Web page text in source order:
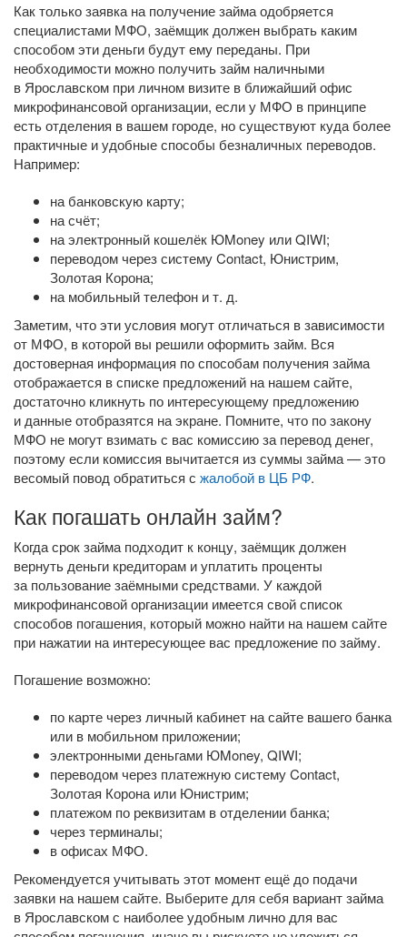
Как только заявка на получение займа одобряется
специалистами МФО, заёмщик должен выбрать каким
способом эти деньги будут ему переданы. При
необходимости можно получить займ наличными
в Ярославском при личном визите в ближайший офис
микрофинансовой организации, если у МФО в принципе
есть отделения в вашем городе, но существуют куда более
практичные и удобные способы безналичных переводов.
Например:
на банковскую карту;
на счёт;
на электронный кошелёк ЮMoney или QIWI;
переводом через систему Contact, Юнистрим,
Золотая Корона;
на мобильный телефон и т. д.
Заметим, что эти условия могут отличаться в зависимости
от МФО, в которой вы решили оформить займ. Вся
достоверная информация по способам получения займа
отображается в списке предложений на нашем сайте,
достаточно кликнуть по интересующему предложению
и данные отобразятся на экране. Помните, что по закону
МФО не могут взимать с вас комиссию за перевод денег,
поэтому если комиссия вычитается из суммы займа — это
весомый повод обратиться с жалобой в ЦБ РФ.
Как погашать онлайн займ?
Когда срок займа подходит к концу, заёмщик должен
вернуть деньги кредиторам и уплатить проценты
за пользование заёмными средствами. У каждой
микрофинансовой организации имеется свой список
способов погашения, который можно найти на нашем сайте
при нажатии на интересующее вас предложение по займу.
Погашение возможно:
по карте через личный кабинет на сайте вашего банка
или в мобильном приложении;
электронными деньгами ЮMoney, QIWI;
переводом через платежную систему Contact,
Золотая Корона или Юнистрим;
платежом по реквизитам в отделении банка;
через терминалы;
в офисах МФО.
Рекомендуется учитывать этот момент ещё до подачи
заявки на нашем сайте. Выберите для себя вариант займа
в Ярославском с наиболее удобным лично для вас